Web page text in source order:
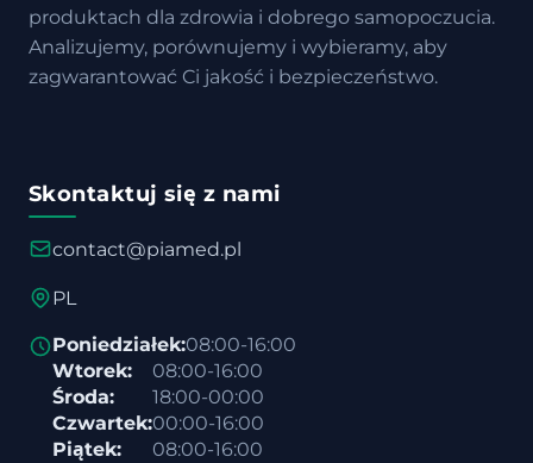
produktach dla zdrowia i dobrego samopoczucia.
Analizujemy, porównujemy i wybieramy, aby
zagwarantować Ci jakość i bezpieczeństwo.
Skontaktuj się z nami
contact@piamed.pl
PL
Poniedziałek:08:00-16:00
Wtorek:
08:00-16:00
Środa:
18:00-00:00
Czwartek:00:00-16:00
Piątek:
08:00-16:00